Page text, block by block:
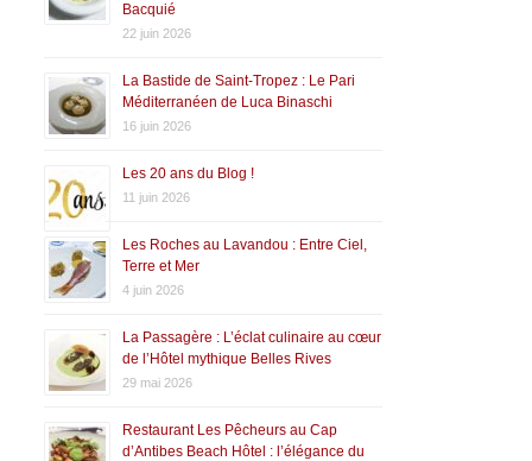
Bacquié
22 juin 2026
La Bastide de Saint-Tropez : Le Pari
Méditerranéen de Luca Binaschi
16 juin 2026
Les 20 ans du Blog !
11 juin 2026
Les Roches au Lavandou : Entre Ciel,
Terre et Mer
4 juin 2026
La Passagère : L’éclat culinaire au cœur
de l’Hôtel mythique Belles Rives
29 mai 2026
Restaurant Les Pêcheurs au Cap
d’Antibes Beach Hôtel : l’élégance du